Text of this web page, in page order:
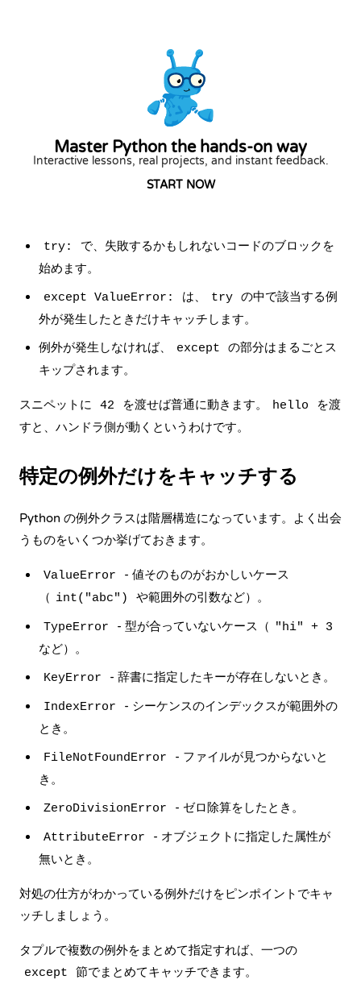
Master Python the hands-on way
Interactive lessons, real projects, and instant feedback.
START NOW
try:
で、失敗するかもしれないコードのブロックを
始めます。
except ValueError: は、 try の中で該当する例
外が発生したときだけキャッチします。
例外が発生しなければ、
except
の部分はまるごとス
キップされます。
スニペットに 42 を渡せば普通に動きます。 hello
を渡
すと、ハンドラ側が動くというわけです。
特定の例外だけをキャッチする
Python の例外クラスは階層構造になっています。よく出会
うものをいくつか挙げておきます。
ValueError
- 値そのものがおかしいケース
（ int("abc") や範囲外の引数など）。
TypeError - 型が合っていないケース（ "hi" + 3
など）。
KeyError - 辞書に指定したキーが存在しないとき。
IndexError
- シーケンスのインデックスが範囲外の
とき。
FileNotFoundError
- ファイルが見つからないと
き。
ZeroDivisionError - ゼロ除算をしたとき。
AttributeError
- オブジェクトに指定した属性が
無いとき。
対処の仕方がわかっている例外だけをピンポイントでキャ
ッチしましょう。
タプルで複数の例外をまとめて指定すれば、一つの
except 節でまとめてキャッチできます。